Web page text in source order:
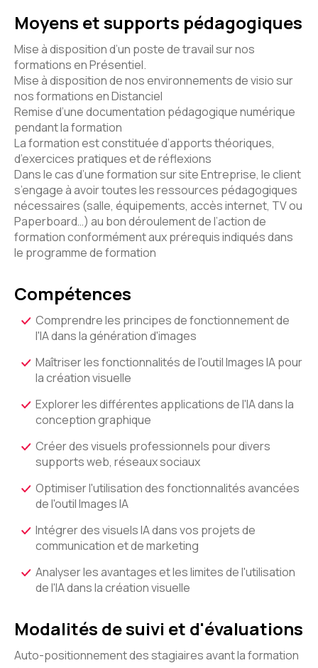
Moyens et supports pédagogiques
Mise à disposition d’un poste de travail sur nos
formations en Présentiel.
Mise à disposition de nos environnements de visio sur
nos formations en Distanciel
Remise d’une documentation pédagogique numérique
pendant la formation
La formation est constituée d’apports théoriques,
d’exercices pratiques et de réflexions
Dans le cas d’une formation sur site Entreprise, le client
s’engage à avoir toutes les ressources pédagogiques
nécessaires (salle, équipements, accès internet, TV ou
Paperboard…) au bon déroulement de l’action de
formation conformément aux prérequis indiqués dans
le programme de formation
Compétences
Comprendre les principes de fonctionnement de
l'IA dans la génération d'images
Maîtriser les fonctionnalités de l'outil Images IA pour
la création visuelle
Explorer les différentes applications de l'IA dans la
conception graphique
Créer des visuels professionnels pour divers
supports web, réseaux sociaux
Optimiser l'utilisation des fonctionnalités avancées
de l'outil Images IA
Intégrer des visuels IA dans vos projets de
communication et de marketing
Analyser les avantages et les limites de l'utilisation
de l'IA dans la création visuelle
Modalités de suivi et d'évaluations
Auto-positionnement des stagiaires avant la formation